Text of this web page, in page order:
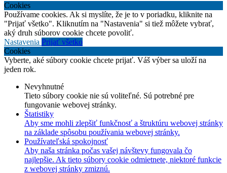
Cookies
Používame cookies. Ak si myslíte, že je to v poriadku, kliknite na
"Prijať všetko". Kliknutím na "Nastavenia" si tiež môžete vybrať,
aký druh súborov cookie chcete povoliť.
Nastavenia Prijať všetko
Cookies
Vyberte, aké súbory cookie chcete prijať. Váš výber sa uloží na
jeden rok.
Nevyhnutné
Tieto súbory cookie nie sú voliteľné. Sú potrebné pre
fungovanie webovej stránky.
Štatistiky
Aby sme mohli zlepšiť funkčnosť a štruktúru webovej stránky
na základe spôsobu používania webovej stránky.
Používateľská spokojnosť
Aby naša stránka počas vašej návštevy fungovala čo
najlepšie. Ak tieto súbory cookie odmietnete, niektoré funkcie
z webovej stránky zmiznú.